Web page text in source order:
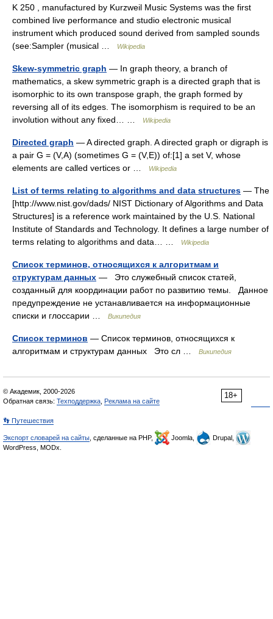
K 250 , manufactured by Kurzweil Music Systems was the first
combined live performance and studio electronic musical
instrument which produced sound derived from sampled sounds
(see:Sampler (musical …
Wikipedia
Skew-symmetric graph — In graph theory, a branch of
mathematics, a skew symmetric graph is a directed graph that is
isomorphic to its own transpose graph, the graph formed by
reversing all of its edges. The isomorphism is required to be an
involution without any fixed… …
Wikipedia
Directed graph — A directed graph. A directed graph or digraph is
a pair G = (V,A) (sometimes G = (V,E)) of:[1] a set V, whose
elements are called vertices or …
Wikipedia
List of terms relating to algorithms and data structures — The
[http://www.nist.gov/dads/ NIST Dictionary of Algorithms and Data
Structures] is a reference work maintained by the U.S. National
Institute of Standards and Technology. It defines a large number of
terms relating to algorithms and data… …
Wikipedia
Список терминов, относящихся к алгоритмам и
структурам данных — Это служебный список статей,
созданный для координации работ по развитию темы. Данное
предупреждение не устанавливается на информационные
списки и глоссарии …
Википедия
Список терминов — Список терминов, относящихся к
алгоритмам и структурам данных Это сл …
Википедия
18+
© Академик, 2000-2026
Обратная связь: Техподдержка Реклама на сайте
👣 Путешествия
Экспорт словарей на сайты , сделанные на PHP, Joomla,
Drupal,
WordPress, MODx.